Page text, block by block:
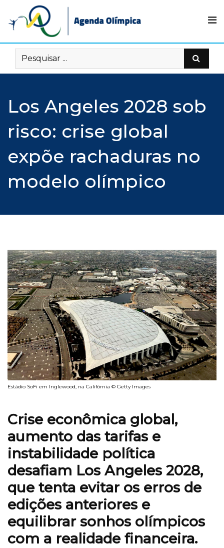
content
Los Angeles 2028 sob
risco: crise global
expõe rachaduras no
modelo olímpico
Estádio SoFi em Inglewood, na Califórnia © Getty Images
Crise econômica global,
aumento das tarifas e
instabilidade política
desafiam Los Angeles 2028,
que tenta evitar os erros de
edições anteriores e
equilibrar sonhos olímpicos
com a realidade financeira.